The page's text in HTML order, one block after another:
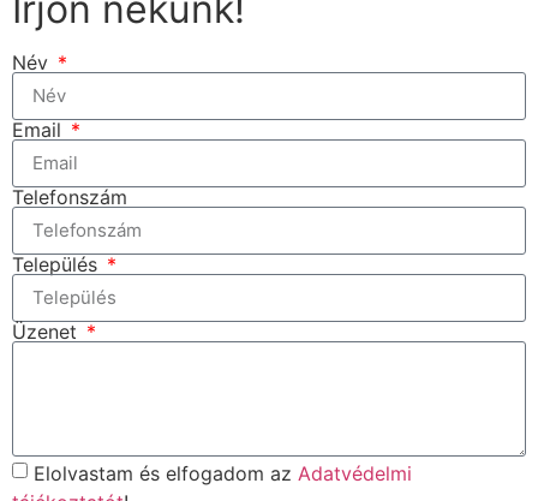
Név
Email
Telefonszám
Település
Üzenet
Elolvastam és elfogadom az Adatvédelmi